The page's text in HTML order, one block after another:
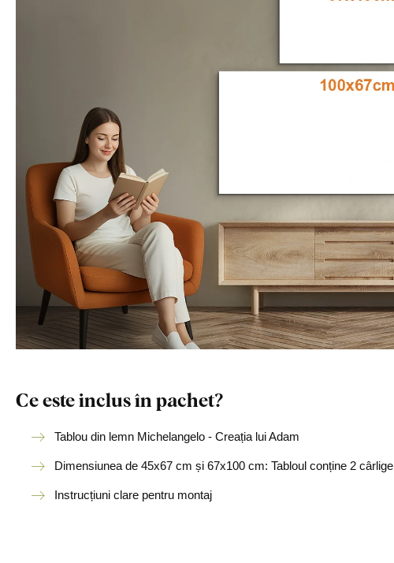
Ce este inclus în pachet?
Tablou din lemn Michelangelo - Creația lui Adam
Dimensiunea de 45x67 cm și 67x100 cm: Tabloul conține 2
Instrucțiuni clare pentru montaj